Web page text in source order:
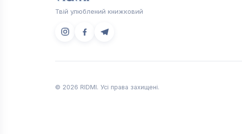
Твій улюблений книжковий
© 2026 RIDMI. Усі права захищені.